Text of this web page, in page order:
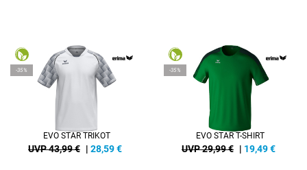
-35%
EVO STAR TRIKOT
UVP 43,99 € | 28,59€
-35%
EVO STAR T-SHIRT
UVP 29,99 € | 19,49€